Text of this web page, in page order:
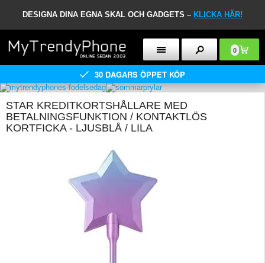
DESIGNA DINA EGNA SKAL OCH GADGETS – KLICKA HÄR!
0
30 DAGARS ÖPPET KÖP
STAR KREDITKORTSHÅLLARE MED
BETALNINGSFUNKTION / KONTAKTLÖS
KORTFICKA - LJUSBLÅ / LILA